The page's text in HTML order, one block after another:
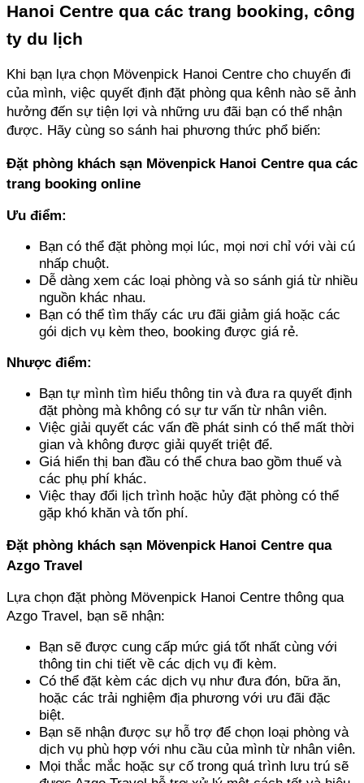
Hanoi Centre qua các trang booking, công
ty du lịch
Khi bạn lựa chọn Mövenpick Hanoi Centre cho chuyến đi
của mình, việc quyết định đặt phòng qua kênh nào sẽ ảnh
hưởng đến sự tiện lợi và những ưu đãi bạn có thể nhận
được. Hãy cùng so sánh hai phương thức phổ biến:
Đặt phòng khách sạn Mövenpick Hanoi Centre qua các
trang booking online
Ưu điểm:
Bạn có thể đặt phòng mọi lúc, mọi nơi chỉ với vài cú
nhấp chuột.
Dễ dàng xem các loại phòng và so sánh giá từ nhiều
nguồn khác nhau.
Bạn có thể tìm thấy các ưu đãi giảm giá hoặc các
gói dịch vụ kèm theo, booking được giá rẻ.
Nhược điểm:
Bạn tự mình tìm hiểu thông tin và đưa ra quyết định
đặt phòng mà không có sự tư vấn từ nhân viên.
Việc giải quyết các vấn đề phát sinh có thể mất thời
gian và không được giải quyết triệt để.
Giá hiển thị ban đầu có thể chưa bao gồm thuế và
các phụ phí khác.
Việc thay đổi lịch trình hoặc hủy đặt phòng có thể
gặp khó khăn và tốn phí.
Đặt phòng khách sạn Mövenpick Hanoi Centre qua
Azgo Travel
Lựa chọn đặt phòng Mövenpick Hanoi Centre thông qua
Azgo Travel, bạn sẽ nhận:
Bạn sẽ được cung cấp mức giá tốt nhất cùng với
thông tin chi tiết về các dịch vụ đi kèm.
Có thể đặt kèm các dịch vụ như đưa đón, bữa ăn,
hoặc các trải nghiệm địa phương với ưu đãi đặc
biệt.
Bạn sẽ nhận được sự hỗ trợ để chọn loại phòng và
dịch vụ phù hợp với nhu cầu của mình từ nhân viên.
Mọi thắc mắc hoặc sự cố trong quá trình lưu trú sẽ